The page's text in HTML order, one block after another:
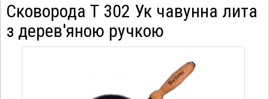
Сковорода Т 302 Ук чавунна лита
з дерев'яною ручкою